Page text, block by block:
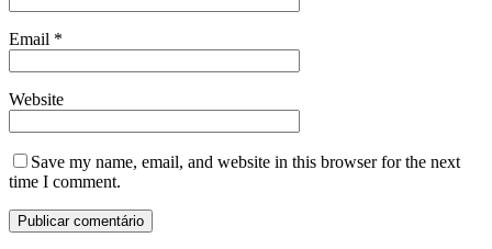
Email *
Website
Save my name, email, and website in this browser for the next
time I comment.